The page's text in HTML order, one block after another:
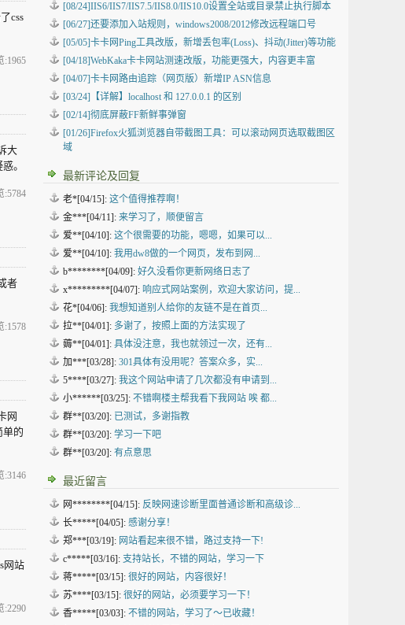
css
:1965
大
。
:5784
者
:1578
网
单的
:3146
网站
:2290
[08/24]IIS6/IIS7/IIS7.5/IIS8.0/IIS10.0设置全站或目录禁止执行脚本
[06/27]还要添加入站规则，windows2008/2012修改远程端口号
[05/05]卡卡网Ping工具改版，新增丢包率(Loss)、抖动(Jitter)等功能
[04/18]WebKaka卡卡网站测速改版，功能更强大，内容更丰富
[04/07]卡卡网路由追踪（网页版）新增IP ASN信息
[03/24] 【详解】localhost 和 127.0.0.1 的区别
[02/14]彻底屏蔽FF新鲜事弹窗
[01/26]Firefox火狐浏览器自带截图工具：可以滚动网页选取截图区
域
最新评论及回复
老*[04/15]: 这个值得推荐啊！
金***[04/11]: 来学习了，顺便留言
爱**[04/10]: 这个很需要的功能，嗯嗯，如果可以...
爱**[04/10]: 我用dw8做的一个网页，发布到网...
b********[04/09]: 好久没看你更新网络日志了
x*********[04/07]: 响应式网站案例，欢迎大家访问，提...
花*[04/06]: 我想知道别人给你的友链不是在首页...
拉**[04/01]: 多谢了，按照上面的方法实现了
薅**[04/01]: 具体没注意，我也就领过一次，还有...
加***[03/28]: 301具体有没用呢？答案众多，实...
5****[03/27]: 我这个网站申请了几次都没有申请到...
小******[03/25]: 不错啊楼主帮我看下我网站 唉 都...
群**[03/20]: 已测试，多谢指教
群**[03/20]: 学习一下吧
群**[03/20]: 有点意思
最近留言
网********[04/15]: 反映网速诊断里面普通诊断和高级诊...
长*****[04/05]: 感谢分享！
郑***[03/19]: 网站看起来很不错，路过支持一下!
c*****[03/16]: 支持站长，不错的网站，学习一下
蒋*****[03/15]: 很好的网站，内容很好！
苏****[03/15]: 很好的网站，必须要学习一下！
香*****[03/03]: 不错的网站，学习了～已收藏！